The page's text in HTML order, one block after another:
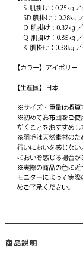
商品説明